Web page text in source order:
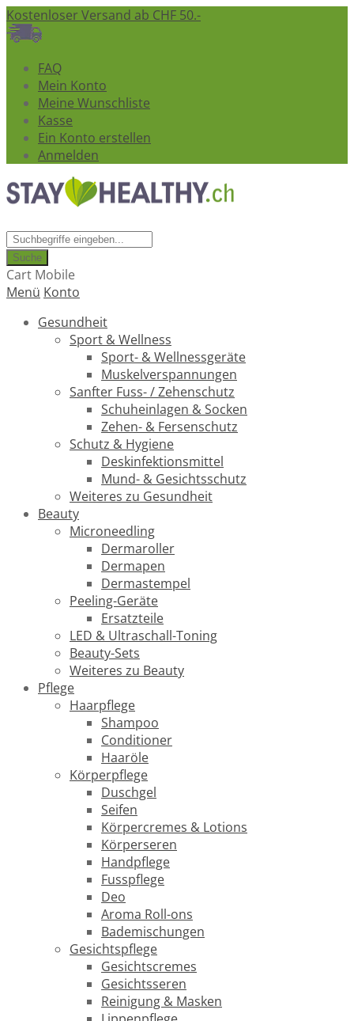
Kostenloser Versand ab CHF 50.-
FAQ
Mein Konto
Meine Wunschliste
Kasse
Ein Konto erstellen
Anmelden
Suche
Cart Mobile
Menü Konto
Gesundheit
Sport & Wellness
Sport- & Wellnessgeräte
Muskelverspannungen
Sanfter Fuss- / Zehenschutz
Schuheinlagen & Socken
Zehen- & Fersenschutz
Schutz & Hygiene
Deskinfektionsmittel
Mund- & Gesichtsschutz
Weiteres zu Gesundheit
Beauty
Microneedling
Dermaroller
Dermapen
Dermastempel
Peeling-Geräte
Ersatzteile
LED & Ultraschall-Toning
Beauty-Sets
Weiteres zu Beauty
Pflege
Haarpflege
Shampoo
Conditioner
Haaröle
Körperpflege
Duschgel
Seifen
Körpercremes & Lotions
Körperseren
Handpflege
Fusspflege
Deo
Aroma Roll-ons
Bademischungen
Gesichtspflege
Gesichtscremes
Gesichtsseren
Reinigung & Masken